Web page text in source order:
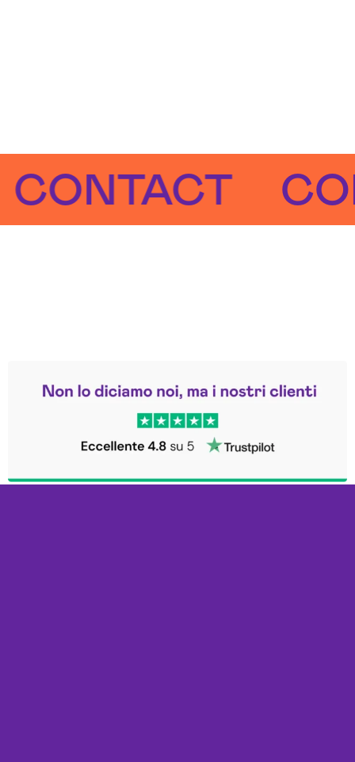
Trustpilot